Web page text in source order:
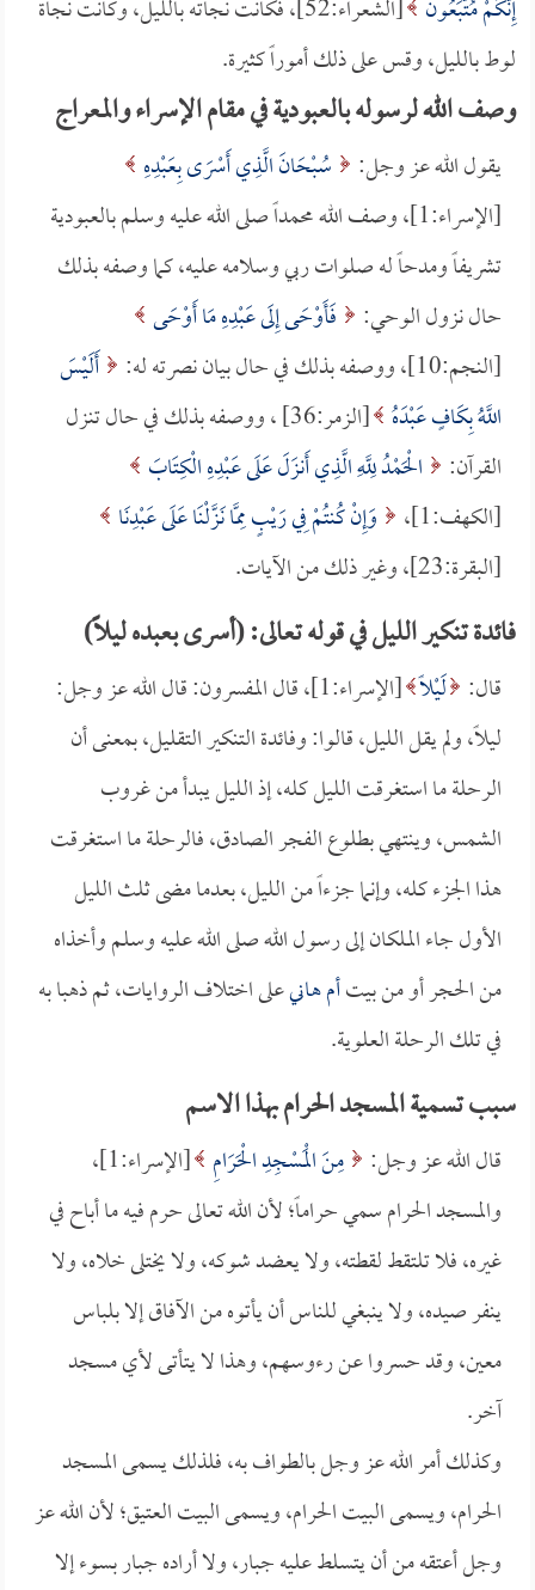
إِنَّكُمْ مُتَّبَعُونَ
[الشعراء:52]، فكانت نجاته بالليل، وكانت نجاة
لوط بالليل، وقس على ذلك أموراً كثيرة.
وصف الله لرسوله بالعبودية في مقام الإسراء والمعراج
يقول الله عز وجل:
سُبْحَانَ الَّذِي أَسْرَى بِعَبْدِهِ
[الإسراء:1]، وصف الله محمداً صلى الله عليه وسلم بالعبودية
تشريفاً ومدحاً له صلوات ربي وسلامه عليه، كما وصفه بذلك
حال نزول الوحي:
فَأَوْحَى إِلَى عَبْدِهِ مَا أَوْحَى
[النجم:10]، ووصفه بذلك في حال بيان نصرته له:
أَلَيْسَ
اللَّهُ بِكَافٍ عَبْدَهُ
[الزمر:36] ، ووصفه بذلك في حال تنزل
القرآن:
الْحَمْدُ لِلَّهِ الَّذِي أَنزَلَ عَلَى عَبْدِهِ الْكِتَابَ
[الكهف:1]،
وَإِنْ كُنتُمْ فِي رَيْبٍ مِمَّا نَزَّلْنَا عَلَى عَبْدِنَا
[البقرة:23]، وغير ذلك من الآيات.
فائدة تنكير الليل في قوله تعالى: (أسرى بعبده ليلاً)
قال: لَيْلًا
[الإسراء:1]، قال المفسرون: قال الله عز وجل:
ليلاً، ولم يقل الليل، قالوا: وفائدة التنكير التقليل، بمعنى أن
الرحلة ما استغرقت الليل كله، إذ الليل يبدأ من غروب
الشمس، وينتهي بطلوع الفجر الصادق، فالرحلة ما استغرقت
هذا الجزء كله، وإنما جزءاً من الليل، بعدما مضى ثلث الليل
الأول جاء الملكان إلى رسول الله صلى الله عليه وسلم وأخذاه
من الحجر أو من بيتأم هانيعلى اختلاف الروايات، ثم ذهبا به
في تلك الرحلة العلوية.
سبب تسمية المسجد الحرام بهذا الاسم
قال الله عز وجل: مِنَ الْمَسْجِدِ الْحَرَامِ
[الإسراء:1]،
والمسجد الحرام سمي حراماً؛ لأن الله تعالى حرم فيه ما أباح في
غيره، فلا تلتقط لقطته، ولا يعضد شوكه، ولا يختلى خلاه، ولا
ينفر صيده، ولا ينبغي للناس أن يأتوه من الآفاق إلا بلباس
معين، وقد حسروا عن رءوسهم، وهذا لا يتأتى لأي مسجد
آخر.
وكذلك أمر الله عز وجل بالطواف به، فلذلك يسمى المسجد
الحرام، ويسمى البيت الحرام، ويسمى البيت العتيق؛ لأن الله عز
وجل أعتقه من أن يتسلط عليه جبار، ولا أراده جبار بسوء إلا